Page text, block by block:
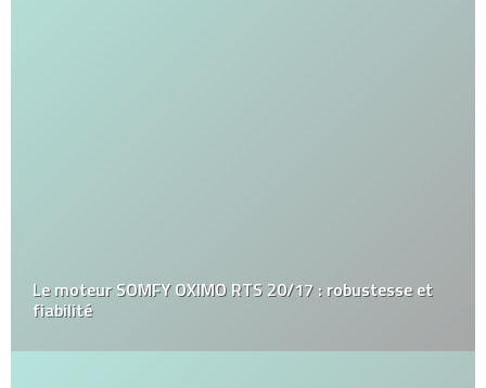
Le moteur SOMFY OXIMO RTS 20/17 : robustesse et
fiabilité